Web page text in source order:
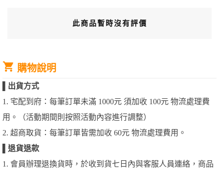
此商品暫時沒有評價
購物說明
出貨方式
1. 宅配到府：每筆訂單未滿 1000元 須加收 100元 物流處理費
用。（活動期間則按照活動內容進行調整）
2. 超商取貨：每筆訂單皆需加收 60元 物流處理費用。
退貨退款
1. 會員辦理退換貨時，於收到貨七日內與客服人員連絡，商品